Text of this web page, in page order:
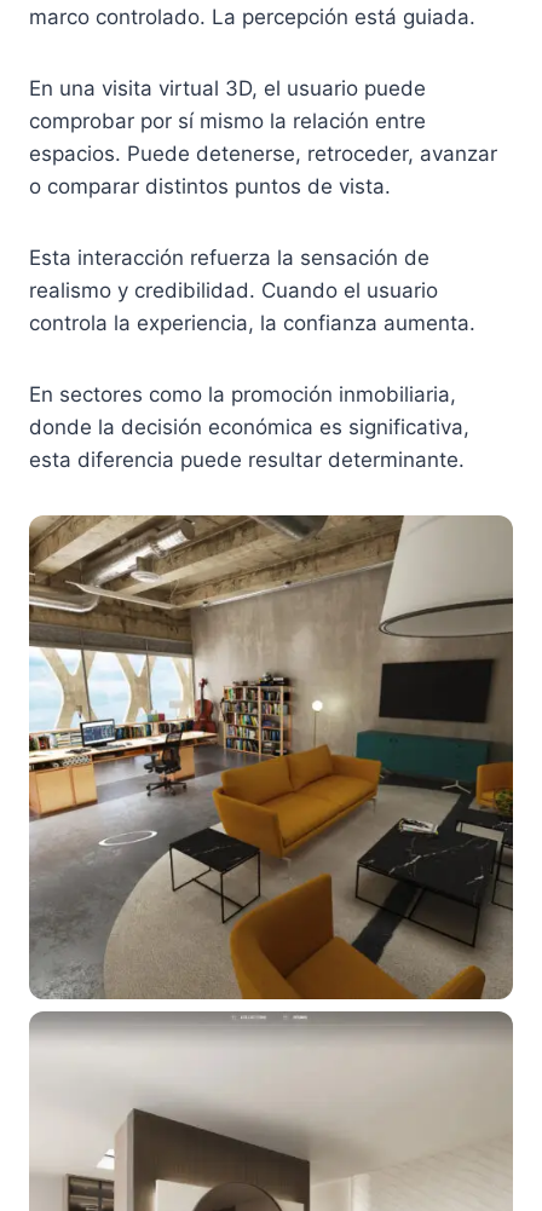
marco controlado. La percepción está guiada.
En una visita virtual 3D, el usuario puede
comprobar por sí mismo la relación entre
espacios. Puede detenerse, retroceder, avanzar
o comparar distintos puntos de vista.
Esta interacción refuerza la sensación de
realismo y credibilidad. Cuando el usuario
controla la experiencia, la confianza aumenta.
En sectores como la promoción inmobiliaria,
donde la decisión económica es significativa,
esta diferencia puede resultar determinante.